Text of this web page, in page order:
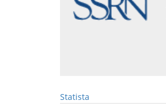
Statista